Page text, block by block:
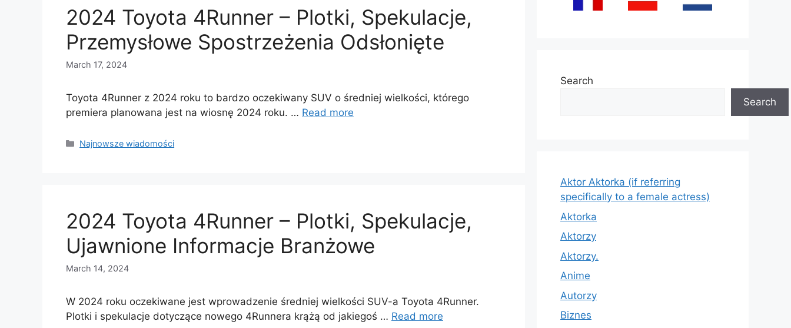
2024 Toyota 4Runner – Plotki, Spekulacje,
Przemysłowe Spostrzeżenia Odsłonięte
March 17, 2024
Toyota 4Runner z 2024 roku to bardzo oczekiwany SUV o średniej wielkości, którego
premiera planowana jest na wiosnę 2024 roku. … Read more
Categories
Najnowsze wiadomości
2024 Toyota 4Runner – Plotki, Spekulacje,
Ujawnione Informacje Branżowe
March 14, 2024
W 2024 roku oczekiwane jest wprowadzenie średniej wielkości SUV-a Toyota 4Runner.
Plotki i spekulacje dotyczące nowego 4Runnera krążą od jakiegoś … Read more
Search
Search
Aktor Aktorka (if referring
specifically to a female actress)
Aktorka
Aktorzy
Aktorzy.
Anime
Autorzy
Biznes